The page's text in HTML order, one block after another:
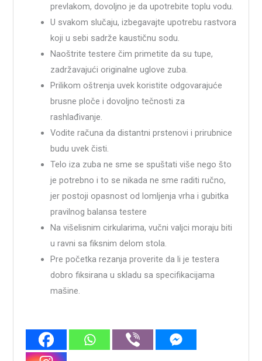
prevlakom, dovoljno je da upotrebite toplu vodu.
U svakom slučaju, izbegavajte upotrebu rastvora
koji u sebi sadrže kaustičnu sodu.
Naoštrite testere čim primetite da su tupe,
zadržavajući originalne uglove zuba.
Prilikom oštrenja uvek koristite odgovarajuće
brusne ploče i dovoljno tečnosti za
rashlađivanje.
Vodite računa da distantni prstenovi i prirubnice
budu uvek čisti.
Telo iza zuba ne sme se spuštati više nego što
je potrebno i to se nikada ne sme raditi ručno,
jer postoji opasnost od lomljenja vrha i gubitka
pravilnog balansa testere
Na višelisnim cirkularima, vučni valjci moraju biti
u ravni sa fiksnim delom stola.
Pre početka rezanja proverite da li je testera
dobro fiksirana u skladu sa specifikacijama
mašine.